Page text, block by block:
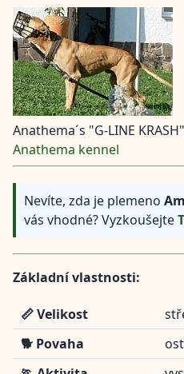
Anathema´s "G-LINE
Anathema kennel
Nevíte, zda je plemeno
vás vhodné? Vyzkoušejte
Základní vlastnosti:
📏 Velikost
🐕 Povaha